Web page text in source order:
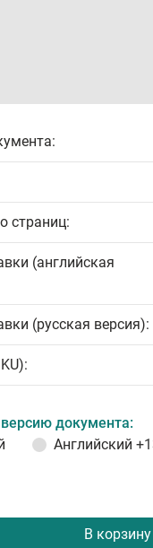
страниц:
(английская
(русская версия):
документа:
Английский
В корзину